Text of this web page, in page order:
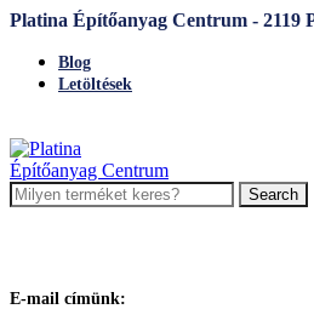
Platina Építőanyag Centrum - 2119
Blog
Letöltések
Search
E-mail címünk: